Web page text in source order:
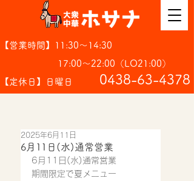
【営業時間】11:30～14:30
17:00～22:00（LO21:00）
【定休日】日曜日
​0438-63-4378
6月11日(水)通常営業
2025年6月11日
6月11日(水)通常営業
期間限定で夏メニュー